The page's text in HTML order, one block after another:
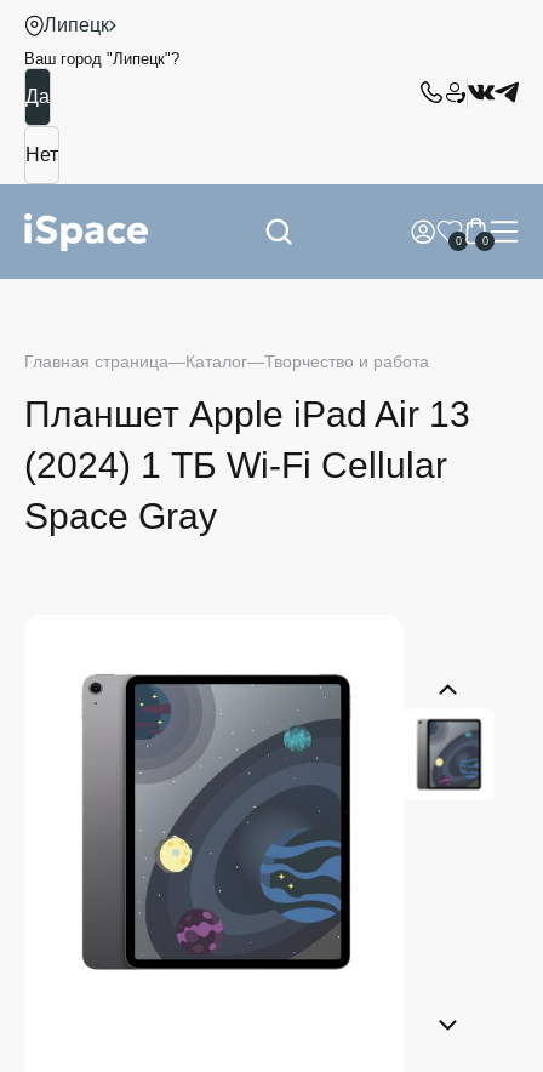
Липецк
Ваш город "Липецк"?
0 0
Главная страница Каталог Творчество и работа
Планшет Apple iPad Air 13
(2024) 1 ТБ Wi-Fi Cellular
Space Gray